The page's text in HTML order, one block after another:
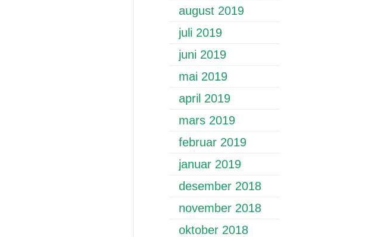
august 2019
juli 2019
juni 2019
mai 2019
april 2019
mars 2019
februar 2019
januar 2019
desember 2018
november 2018
oktober 2018